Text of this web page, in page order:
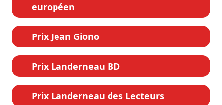
européen
Prix Jean Giono
Prix Landerneau BD
Prix Landerneau des Lecteurs